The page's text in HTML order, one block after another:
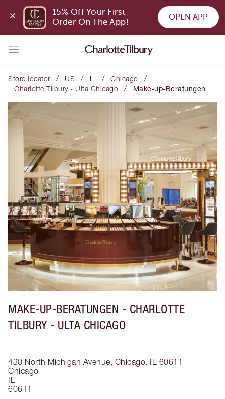
15% Off Your First
Order On The App!
OPEN APP
Store locator / US / IL / Chicago /
Charlotte Tilbury - Ulta Chicago / Make-up-Beratungen
MAKE-UP-BERATUNGEN - CHARLOTTE
TILBURY - ULTA CHICAGO
430 North Michigan Avenue, Chicago, IL 60611
Chicago
IL
60611